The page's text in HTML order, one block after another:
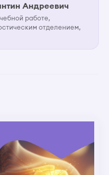
Андреевич
работе,
отделением,